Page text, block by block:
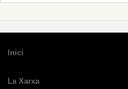
Inici
La Xarxa